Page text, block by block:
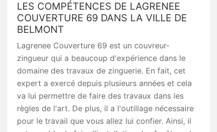
LES COMPÉTENCES DE LAGRENEE
COUVERTURE 69 DANS LA VILLE DE
BELMONT
Lagrenee Couverture 69 est un couvreur-
zingueur qui a beaucoup d'expérience dans le
domaine des travaux de zinguerie. En fait, cet
expert a exercé depuis plusieurs années et cela
va lui permettre de faire des travaux dans les
règles de l'art. De plus, il a l'outillage nécessaire
pour le travail que vous allez lui confier. Ainsi, il